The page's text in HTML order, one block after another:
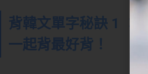
背韓文單字秘訣 1
：
一起背最好背！